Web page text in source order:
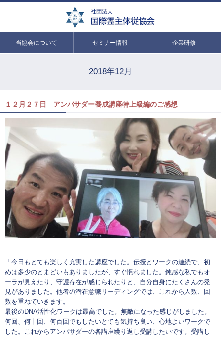
当協会について セミナー情報 企業研修
2018年12月
１２月２７日 アンバサダー養成講座特上級編のご感想
「今日もとても楽しく充実した講座でした。伝授とワークの連続で、初
めは多少のとまどいもありましたが、すぐ慣れました。鈍感な私でもオ
ーラが見えたり、守護存在が感じられたりと、自分自身にたくさんの発
見がありました。他者の潜在意識リーディングでは、これから人数、回
数を重ねていきます。
最後のDNA活性化ワークは最高でした。無敵になった感じがしました。
何回、何十回、何百回でもしたいとても気持ち良い、心地よいワークで
した。これからアンバサダーの各講座繰り返し受講したいです。受講し